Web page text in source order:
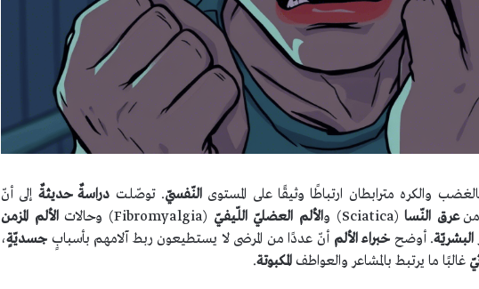
والكره مترابطان ارتباطًا وثيقًا على المستوىالنّفسيّ. توصّلت دراسةٌ حديثةٌ إلى أنّ
منعرق النّسا(Sciatica) و الألم العضليّ اللّيفيّ (Fibromyalgia) وحالات
الألم المزمن
البشريّة. أوضح خبراء الألم أنّ عددًا من المرضى لا يستطيعون ربط آلامهم بأسبابٍ جسديّةٍ،
غالبًا ما يرتبط بالمشاعر والعواطف المكبوتة.